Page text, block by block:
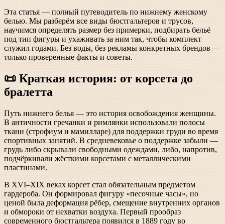
Эта статья — полный путеводитель по нижнему женскому
белью. Мы разберём все виды бюстгальтеров и трусов,
научимся определять размер без примерки, подбирать бельё
под тип фигуры и ухаживать за ним так, чтобы комплект
служил годами. Без воды, без рекламы конкретных брендов —
только проверенные факты и советы.
📜 Краткая история: от корсета до
бралетта
Путь нижнего белья — это история освобождения женщины.
В античности гречанки и римлянки использовали полосы
ткани (строфиум и мамилларе) для поддержки груди во время
спортивных занятий. В средневековье о поддержке забыли —
грудь либо скрывали свободными одеждами, либо, напротив,
подчёркивали жёсткими корсетами с металлическими
пластинами.
В XVI–XIX веках корсет стал обязательным предметом
гардероба. Он формировал фигуру «песочные часы», но
ценой была деформация рёбер, смещение внутренних органов
и обмороки от нехватки воздуха. Первый прообраз
современного бюстгальтера появился в 1889 году во